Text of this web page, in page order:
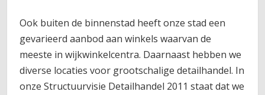
Ook buiten de binnenstad heeft onze stad een
gevarieerd aanbod aan winkels waarvan de
meeste in wijkwinkelcentra. Daarnaast hebben we
diverse locaties voor grootschalige detailhandel. In
onze Structuurvisie Detailhandel 2011 staat dat we